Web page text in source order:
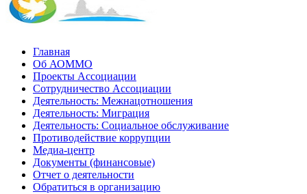
Главная
Об АОММО
Проекты Ассоциации
Сотрудничество Ассоциации
Деятельность: Межнацотношения
Деятельность: Миграция
Деятельность: Социальное обслуживание
Противодействие коррупции
Медиа-центр
Документы (финансовые)
Отчет о деятельности
Обратиться в организацию